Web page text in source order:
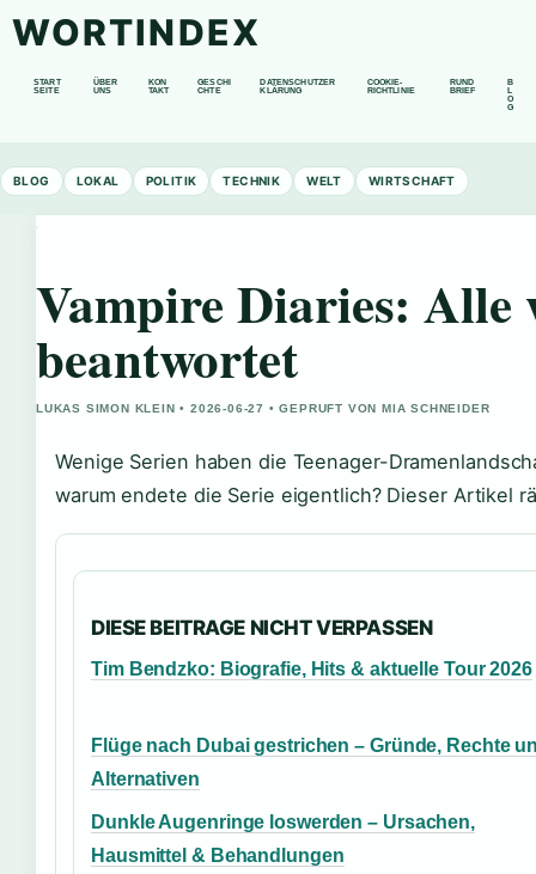
WORTINDEX
START
SEITE
ÜBER
UNS
KON
TAKT
GESCHI
CHTE
DATENSCHUTZER
KLÄRUNG
COOKIE-
RICHTLINIE
RUND
BRIEF
B
O
G
BLOG LOKAL POLITIK TECHNIK WELT WIRTSCHAFT
Vampire Diaries: Alle
beantwortet
LUKAS SIMON KLEIN • 2026-06-27 • GEPRUFT VON MIA SCHNEIDER
Wenige Serien haben die Teenager-
warum endete die Serie eigentlich? Dieser Artikel
DIESE BEITRAGE NICHT VERPASSEN
Tim Bendzko: Biografie, Hits & aktuelle Tour 2026
Flüge nach Dubai gestrichen – Gründe, Rechte
Alternativen
Dunkle Augenringe loswerden – Ursachen,
Hausmittel & Behandlungen